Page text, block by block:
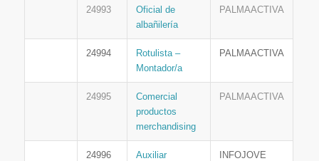
24993
Oficial de
albañilería
PALMAACTIVA
24994
Rotulista –
Montador/a
PALMAACTIVA
24995
Comercial
productos
merchandising
PALMAACTIVA
24996
Auxiliar
INFOJOVE